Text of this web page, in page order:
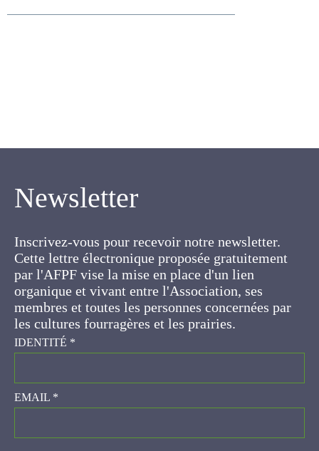
Haussmann G. , Sibani M.
Newsletter
Cette lettre électronique proposée
gratuitement par l'AFPF vise la mise en place
d'un lien organique et vivant entre l'Association,
ses membres et toutes les personnes
concernées par les cultures fourragères et les
prairies.
IDENTITÉ*
EMAIL*